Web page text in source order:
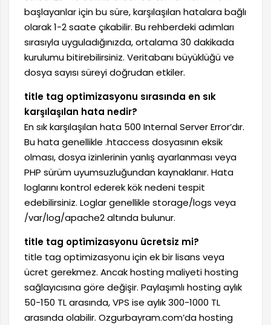
başlayanlar için bu süre, karşılaşılan hatalara bağlı
olarak 1-2 saate çıkabilir. Bu rehberdeki adımları
sırasıyla uyguladığınızda, ortalama 30 dakikada
kurulumu bitirebilirsiniz. Veritabanı büyüklüğü ve
dosya sayısı süreyi doğrudan etkiler.
title tag optimizasyonu sırasında en sık
karşılaşılan hata nedir?
En sık karşılaşılan hata 500 Internal Server Error’dır.
Bu hata genellikle .htaccess dosyasının eksik
olması, dosya izinlerinin yanlış ayarlanması veya
PHP sürüm uyumsuzluğundan kaynaklanır. Hata
loglarını kontrol ederek kök nedeni tespit
edebilirsiniz. Loglar genellikle storage/logs veya
/var/log/apache2 altında bulunur.
title tag optimizasyonu ücretsiz mi?
title tag optimizasyonu için ek bir lisans veya
ücret gerekmez. Ancak hosting maliyeti hosting
sağlayıcısına göre değişir. Paylaşımlı hosting aylık
50-150 TL arasında, VPS ise aylık 300-1000 TL
arasında olabilir. Ozgurbayram.com’da hosting